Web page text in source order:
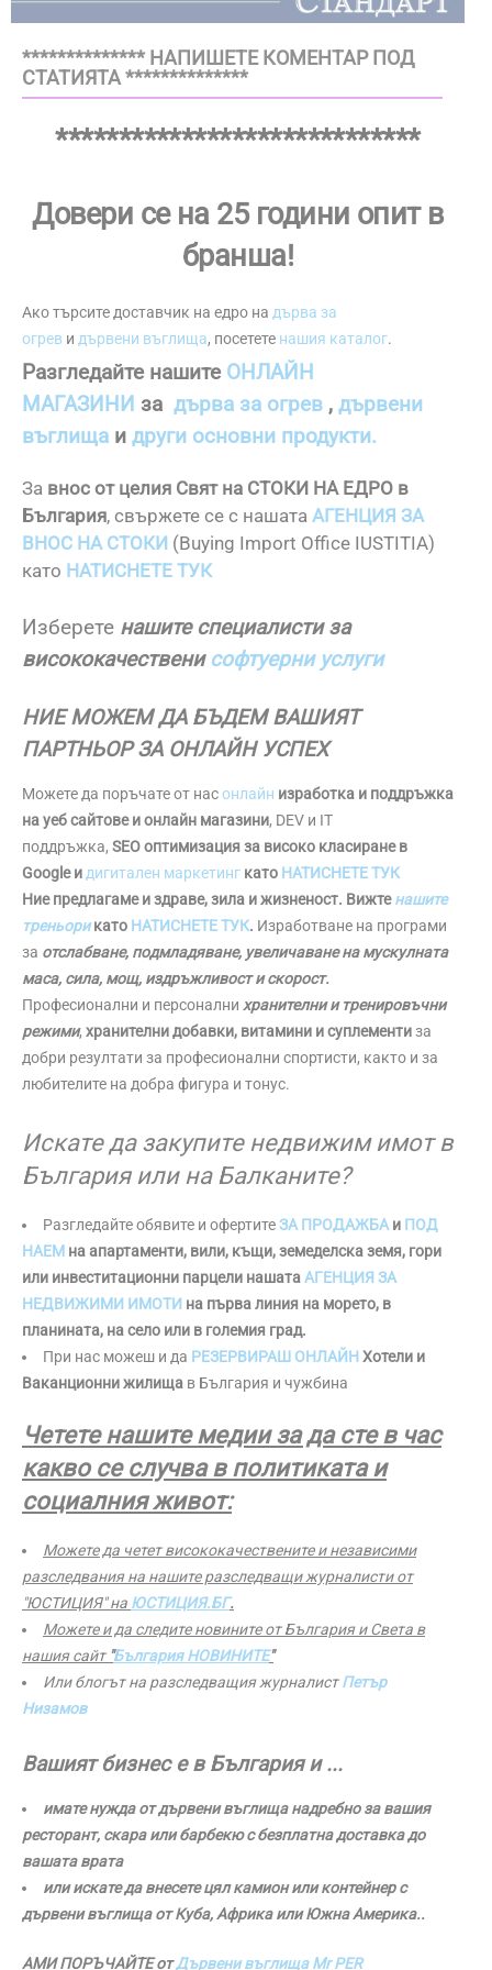
************** НАПИШЕТЕ КОМЕНТАР ПОД
СТАТИЯТА **************
*****************************
Довери се на 25 години опит в
бранша!
Ако търсите доставчик на едро на дърва за
огрев и дървени въглища, посетете нашия каталог.
Разгледайте нашите ОНЛАЙН
МАГАЗИНИ за дърва за огрев , дървени
въглища и други основни продукти.
За внос от целия Свят на СТОКИ НА ЕДРО в
България, свържете се с нашата АГЕНЦИЯ ЗА
ВНОС НА СТОКИ (Buying Import Office IUSTITIA)
като НАТИСНЕТЕ ТУК
Изберете нашите специалисти за
висококачествени софтуерни услуги
НИЕ МОЖЕМ ДА БЪДЕМ ВАШИЯТ
ПАРТНЬОР ЗА ОНЛАЙН УСПЕХ
Можете да поръчате от насонлайн изработка и поддръжка
на уеб сайтове и онлайн магазини, DEV и IT
поддръжка, SEO оптимизация за високо класиране в
Google и дигитален маркетинг като НАТИСНЕТЕ ТУК
Ние предлагаме и здраве, зила и жизненост. Вижтенашите
треньорикато НАТИСНЕТЕ ТУК. Изработване на програми
за отслабване, подмладяване, увеличаване на мускулната
маса, сила, мощ, издръжливост и скорост.
Професионални и персонални хранителни и тренировъчни
режими, хранителни добавки, витамини и суплементиза
добри резултати за професионални спортисти, както и за
любителите на добра фигура и тонус.
Искате да закупите недвижим имот в
България или на Балканите?
Разгледайте обявите и офертитеЗА ПРОДАЖБА и ПОД
НАЕМ на апартаменти, вили, къщи, земеделска земя, гори
или инвеститационни парцели нашатаАГЕНЦИЯ ЗА
НЕДВИЖИМИ ИМОТИ на първа линия на морето, в
планината, на село или в големия град.
При нас можеш и да РЕЗЕРВИРАШ ОНЛАЙН Хотели и
Ваканционни жилища в България и чужбина
Четете нашите медии за да сте в час
какво се случва в политиката и
социалния живот:
Можете да четет висококачествените и независими
разследвания на нашите разследващи журналисти от
"ЮСТИЦИЯ" на ЮСТИЦИЯ.БГ.
Можете и да следите новините от България и Света в
нашия сайт "България НОВИНИТЕ"
Или блогът на разследващия журналистПетър
Низамов
Вашият бизнес е в България и ...
имате нужда от дървени въглища надребно за вашия
ресторант, скара или барбекю с безплатна доставка до
вашата врата
или искате да внесете цял камион или контейнер с
дървени въглища от Куба, Африка или Южна Америка..
АМИ ПОРЪЧАЙТЕ отДървени въглища Mr PER